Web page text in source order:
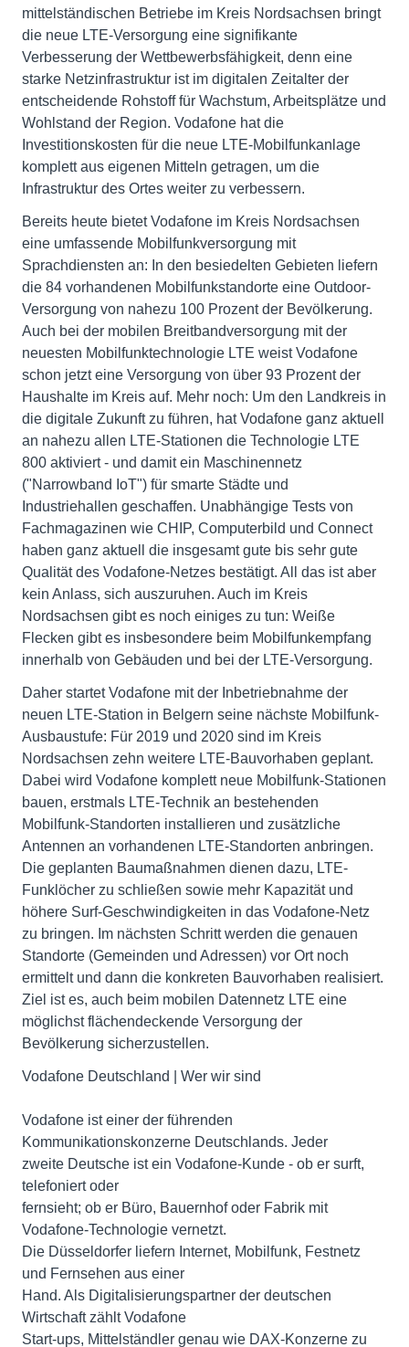
mittelständischen Betriebe im Kreis Nordsachsen bringt
die neue LTE-Versorgung eine signifikante
Verbesserung der Wettbewerbsfähigkeit, denn eine
starke Netzinfrastruktur ist im digitalen Zeitalter der
entscheidende Rohstoff für Wachstum, Arbeitsplätze und
Wohlstand der Region. Vodafone hat die
Investitionskosten für die neue LTE-Mobilfunkanlage
komplett aus eigenen Mitteln getragen, um die
Infrastruktur des Ortes weiter zu verbessern.
Bereits heute bietet Vodafone im Kreis Nordsachsen
eine umfassende Mobilfunkversorgung mit
Sprachdiensten an: In den besiedelten Gebieten liefern
die 84 vorhandenen Mobilfunkstandorte eine Outdoor-
Versorgung von nahezu 100 Prozent der Bevölkerung.
Auch bei der mobilen Breitbandversorgung mit der
neuesten Mobilfunktechnologie LTE weist Vodafone
schon jetzt eine Versorgung von über 93 Prozent der
Haushalte im Kreis auf. Mehr noch: Um den Landkreis in
die digitale Zukunft zu führen, hat Vodafone ganz aktuell
an nahezu allen LTE-Stationen die Technologie LTE
800 aktiviert - und damit ein Maschinennetz
("Narrowband IoT") für smarte Städte und
Industriehallen geschaffen. Unabhängige Tests von
Fachmagazinen wie CHIP, Computerbild und Connect
haben ganz aktuell die insgesamt gute bis sehr gute
Qualität des Vodafone-Netzes bestätigt. All das ist aber
kein Anlass, sich auszuruhen. Auch im Kreis
Nordsachsen gibt es noch einiges zu tun: Weiße
Flecken gibt es insbesondere beim Mobilfunkempfang
innerhalb von Gebäuden und bei der LTE-Versorgung.
Daher startet Vodafone mit der Inbetriebnahme der
neuen LTE-Station in Belgern seine nächste Mobilfunk-
Ausbaustufe: Für 2019 und 2020 sind im Kreis
Nordsachsen zehn weitere LTE-Bauvorhaben geplant.
Dabei wird Vodafone komplett neue Mobilfunk-Stationen
bauen, erstmals LTE-Technik an bestehenden
Mobilfunk-Standorten installieren und zusätzliche
Antennen an vorhandenen LTE-Standorten anbringen.
Die geplanten Baumaßnahmen dienen dazu, LTE-
Funklöcher zu schließen sowie mehr Kapazität und
höhere Surf-Geschwindigkeiten in das Vodafone-Netz
zu bringen. Im nächsten Schritt werden die genauen
Standorte (Gemeinden und Adressen) vor Ort noch
ermittelt und dann die konkreten Bauvorhaben realisiert.
Ziel ist es, auch beim mobilen Datennetz LTE eine
möglichst flächendeckende Versorgung der
Bevölkerung sicherzustellen.
Vodafone Deutschland | Wer wir sind
Vodafone ist einer der führenden
Kommunikationskonzerne Deutschlands. Jeder
zweite Deutsche ist ein Vodafone-Kunde - ob er surft,
telefoniert oder
fernsieht; ob er Büro, Bauernhof oder Fabrik mit
Vodafone-Technologie vernetzt.
Die Düsseldorfer liefern Internet, Mobilfunk, Festnetz
und Fernsehen aus einer
Hand. Als Digitalisierungspartner der deutschen
Wirtschaft zählt Vodafone
Start-ups, Mittelständler genau wie DAX-Konzerne zu